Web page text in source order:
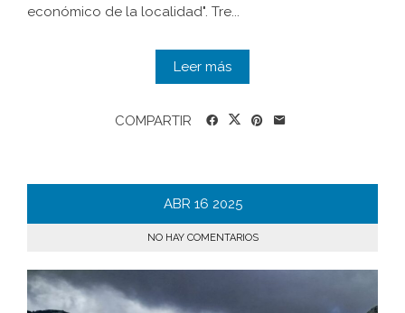
económico de la localidad". Tre...
Leer más
COMPARTIR
ABR 16 2025
NO HAY COMENTARIOS